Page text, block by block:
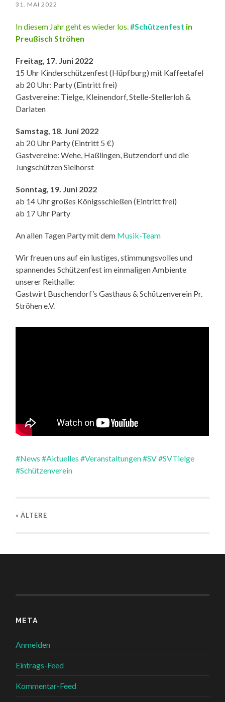
31. MAI 2022
In diesem Jahr geht es wieder los.#Schützenfest in
Preußisch Ströhen
Freitag, 17. Juni 2022
15 Uhr Kinderschützenfest (Hüpfburg) mit Kaffeetafel
ab 20 Uhr: Party (Eintritt frei)
Gastvereine: Tielge, Kleinendorf, Stelle-Stellerloh &
Darlaten
Samstag, 18. Juni 2022
ab 20 Uhr Party (Eintritt 5 €)
Gastvereine: Wehe, Haßlingen, Butzendorf und die
Jungschützen Sielhorst
Sonntag, 19. Juni 2022
ab 14 Uhr großes Königsschießen (Eintritt frei)
ab 17 Uhr Party
An allen Tagen Party mit dem Musik-Team
Wir freuen uns auf ein lustiges, stimmungsvolles und
spannendes Schützenfest im einmaligen Ambiente
unserer Reithalle:
Gastwirt Buschendorf’s Gasthaus & Schützenverein Pr.
Ströhen e.V.
#News #Aktuelles #Veranstaltungen#SV#SVTielge
#Schützenverein
« ÄLTERE
META
Anmelden
Eintrags-Feed
Kommentar-Feed